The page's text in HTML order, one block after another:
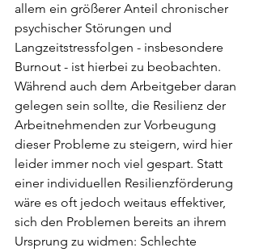
allem ein größerer Anteil chronischer
psychischer Störungen und
Langzeitstressfolgen - insbesondere
Burnout - ist hierbei zu beobachten.
Während auch dem Arbeitgeber daran
gelegen sein sollte, die Resilienz der
Arbeitnehmenden zur Vorbeugung
dieser Probleme zu steigern, wird hier
leider immer noch viel gespart. Statt
einer individuellen Resilienzförderung
wäre es oft jedoch weitaus effektiver,
sich den Problemen bereits an ihrem
Ursprung zu widmen: Schlechte